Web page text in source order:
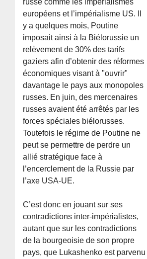
européens et l’impérialisme US. Il
y a quelques mois, Poutine
imposait ainsi à la Biélorussie un
relèvement de 30% des tarifs
gaziers afin d’obtenir des réformes
économiques visant à "ouvrir"
davantage le pays aux monopoles
russes. En juin, des mercenaires
russes avaient été arrêtés par les
forces spéciales biélorusses.
Toutefois le régime de Poutine ne
peut se permettre de perdre un
allié stratégique face à
l’encerclement de la Russie par
l’axe USA-UE.
C’est donc en jouant sur ses
contradictions inter-impérialistes,
autant que sur les contradictions
de la bourgeoisie de son propre
pays, que Lukashenko est parvenu